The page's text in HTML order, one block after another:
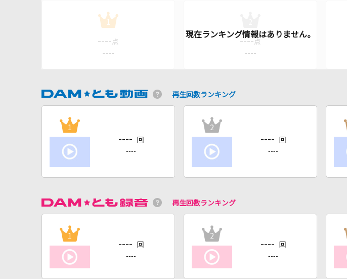
1
---- 点
----
---- 点
----
再生回数ランキング
1
---- 回
----
2
---- 回
----
再生回数ランキング
1
---- 回
----
2
---- 回
----